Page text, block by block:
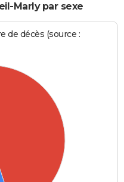
Marly par sexe
de décès (source :